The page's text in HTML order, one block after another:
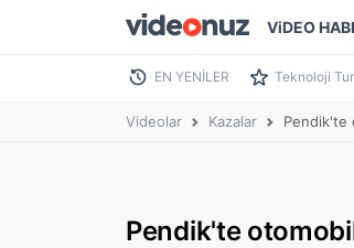
ViDEO
EN YENİLER Teknoloji
Videolar Kazalar Pendik'te
Pendik'te